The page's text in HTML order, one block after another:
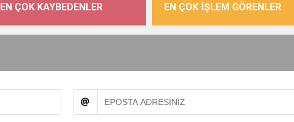
EN ÇOK KAYBEDENLER EN ÇOK İŞLEM GÖRENLER